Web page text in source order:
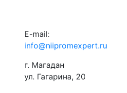
E-mail:
info@niipromexpert.ru
г. Магадан
ул. Гагарина, 20